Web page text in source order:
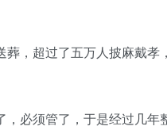
，超过了五万人披麻戴
必须管了，于是经过几年